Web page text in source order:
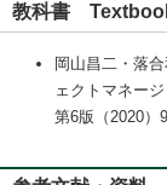
教科書
岡山昌二・落
ェクトマネー
第6版（2020）